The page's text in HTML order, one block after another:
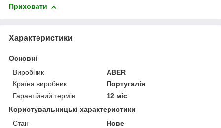
Приховати
Характеристики
Основні
Виробник
ABER
Країна виробник
Португалія
Гарантійний термін
12 міс
Користувальницькі характеристики
Стан
Нове